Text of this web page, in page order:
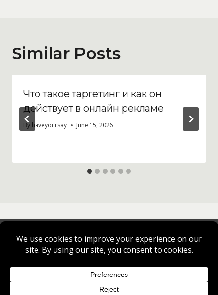
Similar Posts
Что такое таргетинг и как он
действует в онлайн рекламе
By haveyoursay June 15, 2026
Privacy Policy
Cookie Policy